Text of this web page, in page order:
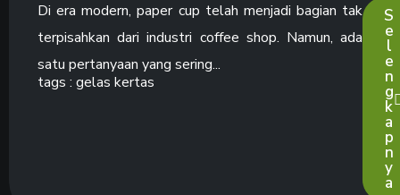
Di era modern, paper cup telah menjadi bagian tak
terpisahkan dari industri coffee shop. Namun, ada
satu pertanyaan yang sering...
tags : gelas kertas
S
e
l
e
n
g
k
a
p
n
y
a